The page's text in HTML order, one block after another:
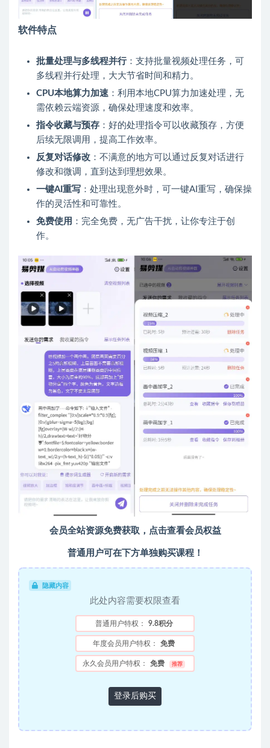
软件特点
批量处理与多线程并行：支持批量视频处理任务，可
多线程并行处理，大大节省时间和精力。
CPU本地算力加速 ：利用本地CPU算力加速处理，无
需依赖云端资源，确保处理速度和效率。
指令收藏与预存 ：好的处理指令可以收藏预存，方便
后续无限调用，提高工作效率。
反复对话修改 ：不满意的地方可以通过反复对话进行
修改和微调，直到达到理想效果。
一键AI重写 ：处理出现意外时，可一键AI重写，确保操
作的灵活性和可靠性。
免费使用 ：完全免费，无广告干扰，让你专注于创
作。
会员全站资源免费获取，点击查看会员权益
普通用户可在下方单独购买课程！
隐藏内容
此处内容需要权限查看
普通用户特权： 9.8积分
年度会员用户特权： 免费
永久会员用户特权： 免费 推荐
登录后购买